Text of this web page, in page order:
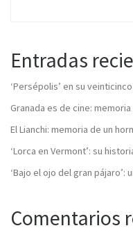
Entradas
‘Persépolis’ en su
Granada es de cine:
El Lianchi: memoria de un
‘Lorca en Vermont’: su
‘Bajo el ojo del gran
Comentarios